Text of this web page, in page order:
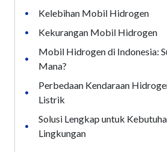
• Kelebihan Mobil Hidrogen
• Kekurangan Mobil Hidrogen
•
Mobil Hidrogen di Indonesia:
Mana?
•
Perbedaan Kendaraan
Listrik
•
Solusi Lengkap untuk
Lingkungan